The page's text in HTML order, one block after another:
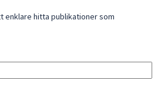
Använd
att
enklare hitta publikationer som